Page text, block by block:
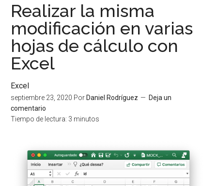
Realizar la misma
modificación en varias
hojas de cálculo con
Excel
Excel
septiembre 23, 2020 Por Daniel Rodríguez
Deja un
comentario
Tiempo de lectura: 3 minutos